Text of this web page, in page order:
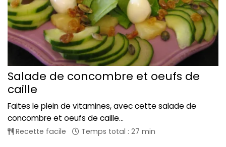
Salade de concombre et oeufs de
caille
Faites le plein de vitamines, avec cette salade de
concombre et oeufs de caille...
Recette facile Temps total : 27 min